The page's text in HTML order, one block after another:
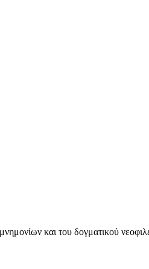
και του δογματικού